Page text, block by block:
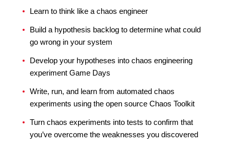
Learn to think like a chaos engineer
Build a hypothesis backlog to determine what could
go wrong in your system
Develop your hypotheses into chaos engineering
experiment Game Days
Write, run, and learn from automated chaos
experiments using the open source Chaos Toolkit
Turn chaos experiments into tests to confirm that
you’ve overcome the weaknesses you discovered